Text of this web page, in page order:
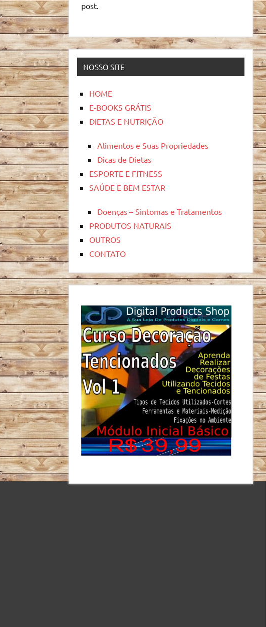
post.
NOSSO SITE
HOME
E-BOOKS GRÁTIS
DIETAS E NUTRIÇÃO
Alimentos e Suas Propriedades
Dicas de Dietas
ESPORTE E FITNESS
SAÚDE E BEM ESTAR
Doenças – Sintomas e Tratamentos
PRODUTOS NATURAIS
OUTROS
CONTATO